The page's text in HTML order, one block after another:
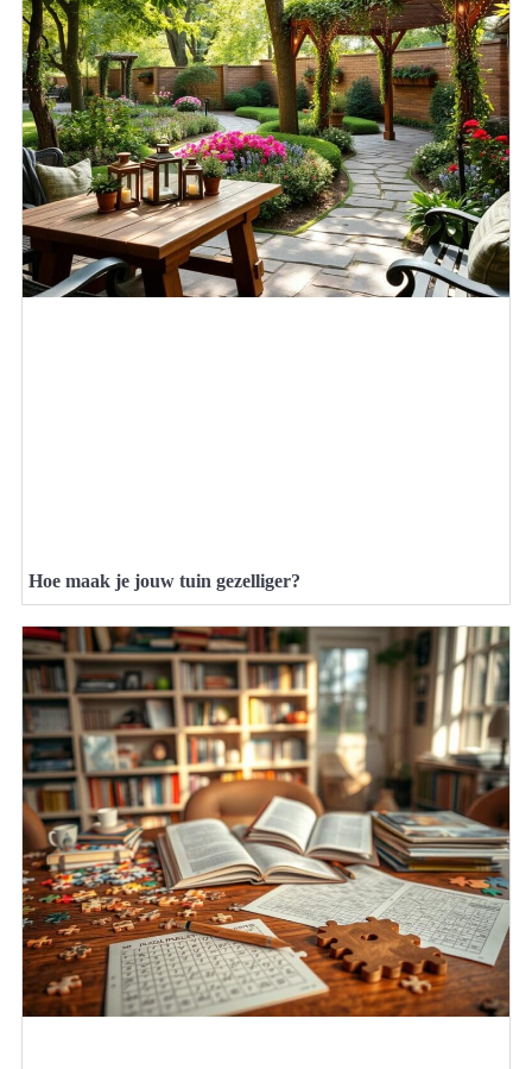
Hoe maak je jouw tuin gezelliger?